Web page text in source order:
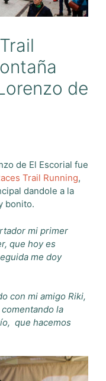
de
de El Escorial fue
Trail Running,
dandole a la
bonito.
mi primer
que hoy es
me doy
con mi amigo Riki,
comentando la
que hacemos